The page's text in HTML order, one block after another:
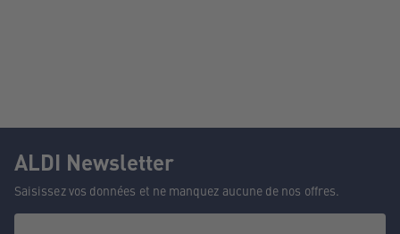
ALDI Newsletter
Saisissez vos données et ne manquez aucune de nos offres.